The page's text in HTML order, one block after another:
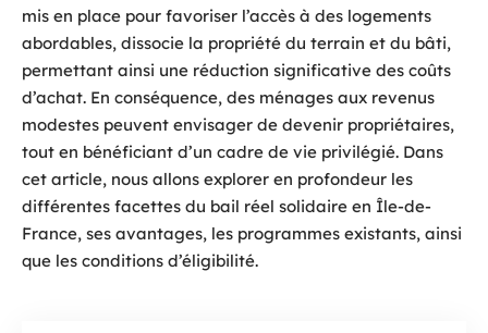
mis en place pour favoriser l’accès à des logements
abordables, dissocie la propriété du terrain et du bâti,
permettant ainsi une réduction significative des coûts
d’achat. En conséquence, des ménages aux revenus
modestes peuvent envisager de devenir propriétaires,
tout en bénéficiant d’un cadre de vie privilégié. Dans
cet article, nous allons explorer en profondeur les
différentes facettes du bail réel solidaire en Île-de-
France, ses avantages, les programmes existants, ainsi
que les conditions d’éligibilité.